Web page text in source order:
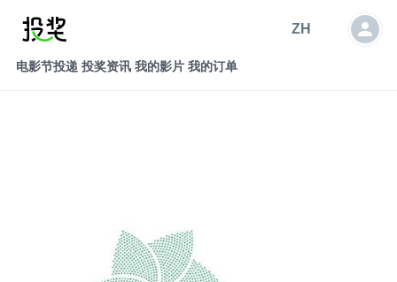
ZH
电影节投递 投奖资讯 我的影片 我的订单